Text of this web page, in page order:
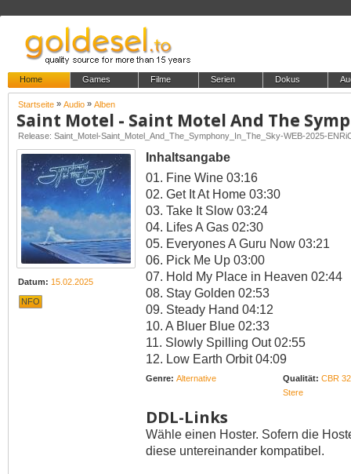
Home Games Filme Serien Dokus
Startseite » Audio » Alben
Release: Saint_Motel-Saint_Motel_And_The_Symphony_In_The_Sky-WEB-2025-
Datum: 15.02.2025
NFO
Inhaltsangabe
01. Fine Wine 03:16
02. Get It At Home 03:30
03. Take It Slow 03:24
04. Lifes A Gas 02:30
05. Everyones A Guru Now 03:21
06. Pick Me Up 03:00
07. Hold My Place in Heaven 02:44
08. Stay Golden 02:53
09. Steady Hand 04:12
10. A Bluer Blue 02:33
11. Slowly Spilling Out 02:55
12. Low Earth Orbit 04:09
Genre: Alternative Qualität: CBR
Stere
DDL-Links
Wähle einen Hoster. Sofern die
diese untereinander kompatibel.